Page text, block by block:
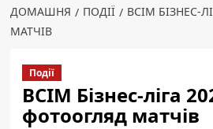
ДОМАШНЯ ПОДІЇ
ВСІМ БІЗНЕС-
МАТЧІВ
Події
ВСІМ Бізнес-ліга
фотоогляд матчів